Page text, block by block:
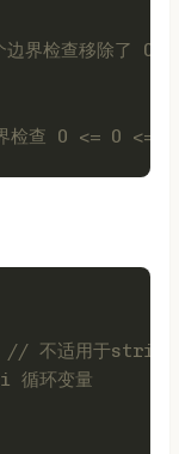
边界检查移除了
检查 0 <= 0 <=
// 不适用于string
环变量